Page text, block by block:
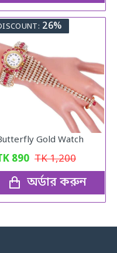
26%
Gold Watch
890 TK1,200
অর্ডার করুন